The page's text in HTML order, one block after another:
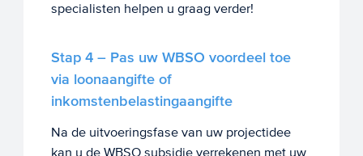
specialisten helpen u graag verder!
Stap 4 – Pas uw WBSO voordeel toe
via loonaangifte of
inkomstenbelastingaangifte
Na de uitvoeringsfase van uw projectidee
kan u de WBSO subsidie verrekenen met uw